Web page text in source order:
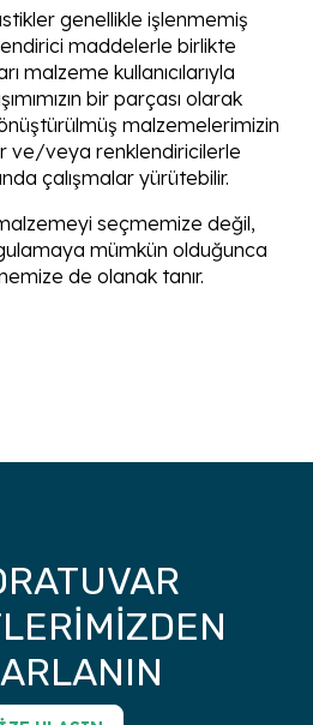
genellikle işlenmemiş
maddelerle birlikte
malzeme kullanıcılarıyla
bir parçası olarak
malzemelerimizin
ve/veya renklendiricilerle
çalışmalar yürütebilir.
seçmemize değil,
mümkün olduğunca
de olanak tanır.